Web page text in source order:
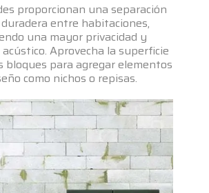
proporcionan una separación
entre habitaciones,
una mayor privacidad y
Aprovecha la superficie
bloques para agregar elementos
como nichos o repisas.